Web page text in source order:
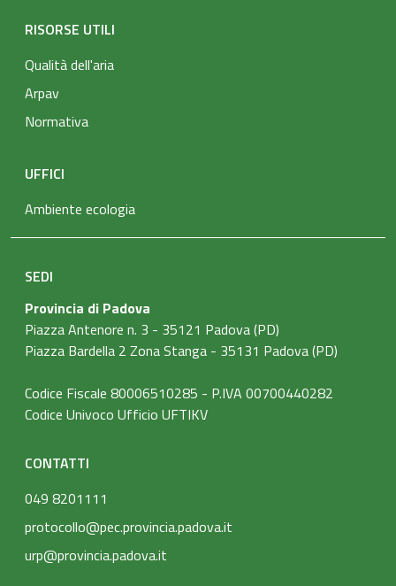
RISORSE UTILI
Qualità dell'aria
Arpav
Normativa
UFFICI
Ambiente ecologia
SEDI
Provincia di Padova
Piazza Antenore n. 3 - 35121 Padova (PD)
Piazza Bardella 2 Zona Stanga - 35131 Padova (PD)
Codice Fiscale 80006510285 - P.IVA 00700440282
Codice Univoco Ufficio UFTIKV
CONTATTI
049 8201111
protocollo@pec.provincia.padova.it
urp@provincia.padova.it